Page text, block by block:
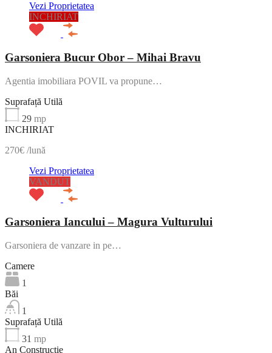
Vezi Proprietatea
INCHIRIAT
Garsoniera Bucur Obor – Mihai Bravu
Agentia imobiliara POVIL va propune…
Suprafață Utilă
29 mp
INCHIRIAT
270€ /lună
Vezi Proprietatea
VANDUT
Garsoniera Iancului – Magura Vulturului
Garsoniera de vanzare in pe…
Camere
1
Băi
1
Suprafață Utilă
31 mp
An Construcție